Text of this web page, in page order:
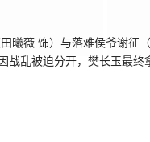
薇 饰）与落难侯爷谢征
战乱被迫分开，樊长玉最终